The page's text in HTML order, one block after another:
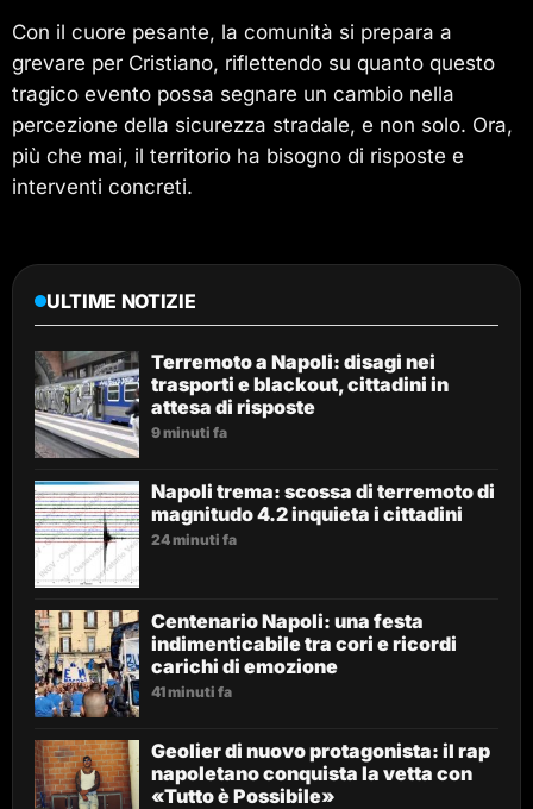
Con il cuore pesante, la comunità si prepara a
grevare per Cristiano, riflettendo su quanto questo
tragico evento possa segnare un cambio nella
percezione della sicurezza stradale, e non solo. Ora,
più che mai, il territorio ha bisogno di risposte e
interventi concreti.
ULTIME NOTIZIE
Terremoto a Napoli: disagi nei
trasporti e blackout, cittadini in
attesa di risposte
9 minuti fa
Napoli trema: scossa di terremoto di
magnitudo 4.2 inquieta i cittadini
24 minuti fa
Centenario Napoli: una festa
indimenticabile tra cori e ricordi
carichi di emozione
41 minuti fa
Geolier di nuovo protagonista: il rap
napoletano conquista la vetta con
«Tutto è Possibile»